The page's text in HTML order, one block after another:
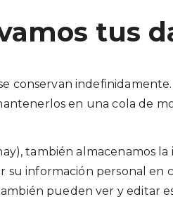
tus
conservan
en una cola de
también almacenamos
su información personal
pueden ver y editar